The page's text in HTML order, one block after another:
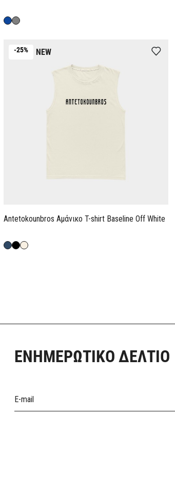
-25% NEW
Antetokounbros Aμάνικο T-shirt Baseline Off White
ΕΝΗΜΕΡΩΤΙΚΟ ΔΕΛΤΙΟ